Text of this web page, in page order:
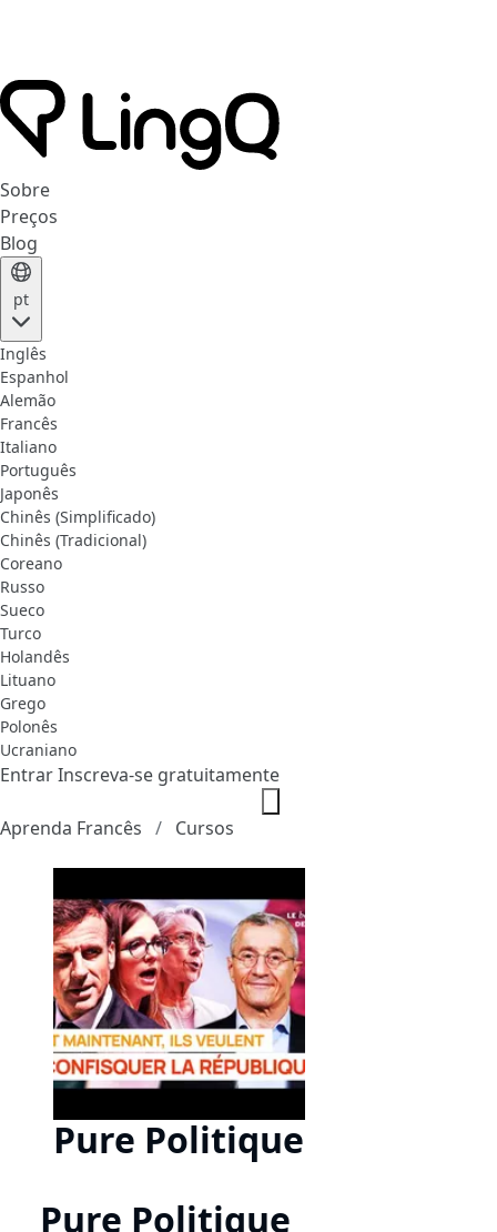
Sobre
Preços
Blog
pt
Inglês
Espanhol
Alemão
Francês
Italiano
Português
Japonês
Chinês (Simplificado)
Chinês (Tradicional)
Coreano
Russo
Sueco
Turco
Holandês
Lituano
Grego
Polonês
Ucraniano
EntrarInscreva-se gratuitamente
Aprenda Francês Cursos
Pure Politique
Pure Politique